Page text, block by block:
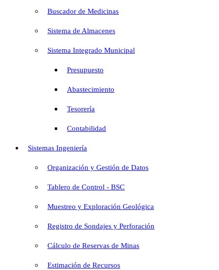
Buscador de Medicinas
Sistema de Almacenes
Sistema Integrado Municipal
Presupuesto
Abastecimiento
Tesorería
Contabilidad
Sistemas Ingeniería
Organización y Gestión de Datos
Tablero de Control - BSC
Muestreo y Exploración Geológica
Registro de Sondajes y Perforación
Cálculo de Reservas de Minas
Estimación de Recursos